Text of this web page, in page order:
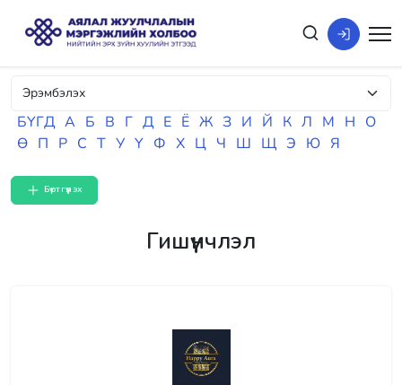
БҮГД А Б В Г Д Е Ё Ж З И Й К Л М Н О
Ө П Р С Т У Ү Ф Х Ц Ч Ш Щ Э Ю Я
Бүртгүүлэх
Гишүүнчлэл